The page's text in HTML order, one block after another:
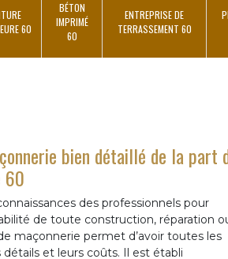
60
BÉTON
IMPRIMÉ
60
ENTREPRISE DE
TERRASSEMENT 60
bien détaillé de la part
60
des professionnels pour
de toute construction, réparation
maçonnerie permet d’avoir toutes les
et leurs coûts. Il est établi